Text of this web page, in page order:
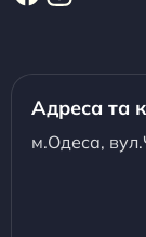
Адреса та
м.Одеса,